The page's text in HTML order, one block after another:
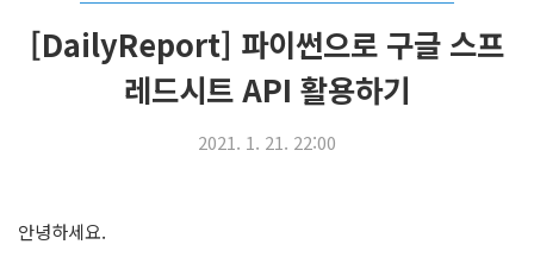
[DailyReport] 파이썬으로 구글 스프
레드시트 API 활용하기
2021. 1. 21. 22:00
안녕하세요.